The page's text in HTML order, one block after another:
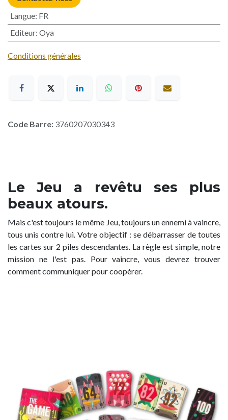
Langue: FR
Editeur: Oya
Conditions générales
Code Barre: 3760207030343
Le Jeu a revêtu ses plus
beaux atours.
Mais c'est toujours le même Jeu, toujours un ennemi à vaincre,
tous unis contre lui. Votre objectif : se débarrasser de toutes
les cartes sur 2 piles descendantes. La règle est simple, notre
mission ne l'est pas. Pour vaincre, vous devrez trouver
comment communiquer pour coopérer.